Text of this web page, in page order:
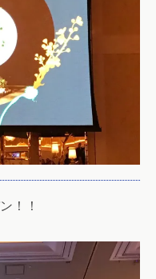
！！